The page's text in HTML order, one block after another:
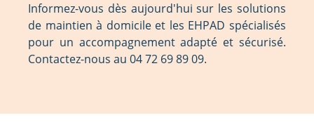
Informez-vous dès aujourd'hui sur les solutions
de maintien à domicile et les EHPAD spécialisés
pour un accompagnement adapté et sécurisé.
Contactez-nous au 04 72 69 89 09.